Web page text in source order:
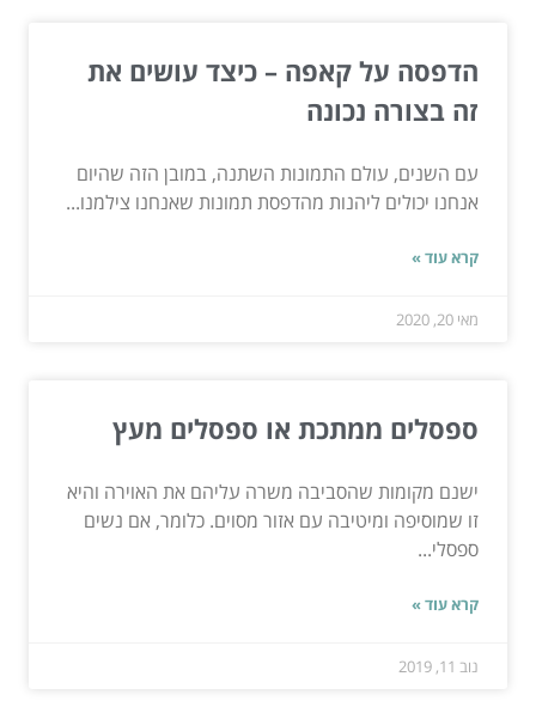
הדפסה על קאפה – כיצד עושים את
זה בצורה נכונה
עם השנים, עולם התמונות השתנה, במובן הזה שהיום
אנחנו יכולים ליהנות מהדפסת תמונות שאנחנו צילמנו...
קרא עוד »
מאי 20, 2020
ספסלים ממתכת או ספסלים מעץ
ישנם מקומות שהסביבה משרה עליהם את האוירה והיא
זו שמוסיפה ומיטיבה עם אזור מסוים. כלומר, אם נשים
ספסלי...
קרא עוד »
נוב 11, 2019